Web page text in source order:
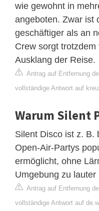
wie gewohnt in
angeboten. Zwar ist
geschäftiger als an
Crew sorgt
Ausklang der Reise.
Antrag auf Entfernung
vollständige Antwort auf
Warum Silent
Silent Disco ist z. B.
Open-Air-Partys
ermöglicht, ohne
Umgebung zu
Antrag auf Entfernung
vollständige Antwort auf